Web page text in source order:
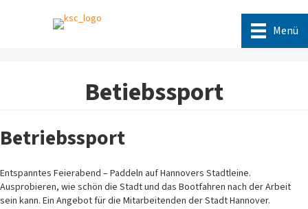
Menü
Betiebssport
Betriebssport
Entspanntes Feierabend – Paddeln auf Hannovers Stadtleine.
Ausprobieren, wie schön die Stadt und das Bootfahren nach der Arbeit
sein kann. Ein Angebot für die Mitarbeitenden der Stadt Hannover.